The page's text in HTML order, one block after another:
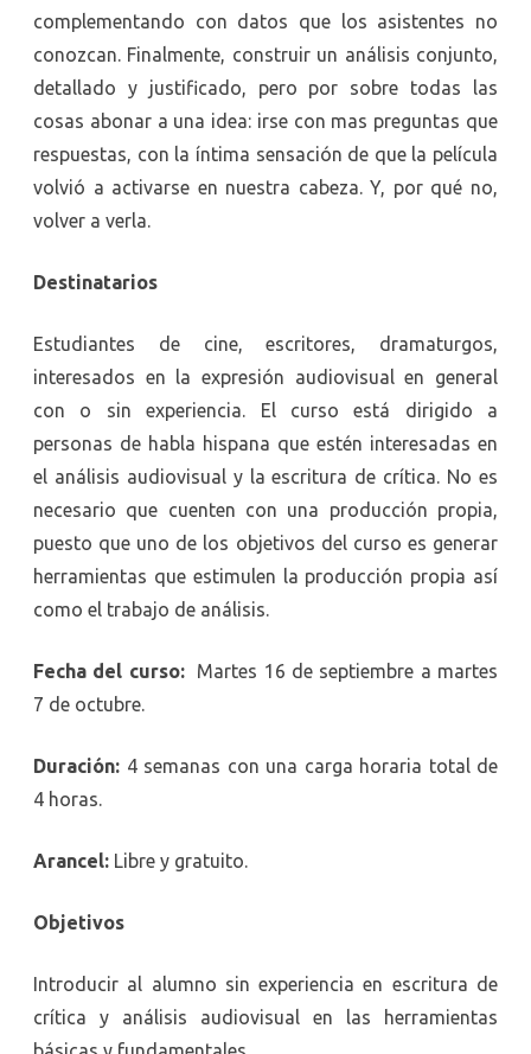
complementando con datos que los asistentes no
conozcan. Finalmente, construir un análisis conjunto,
detallado y justificado, pero por sobre todas las
cosas abonar a una idea: irse con mas preguntas que
respuestas, con la íntima sensación de que la película
volvió a activarse en nuestra cabeza. Y, por qué no,
volver a verla.
Destinatarios
Estudiantes de cine, escritores, dramaturgos,
interesados en la expresión audiovisual en general
con o sin experiencia. El curso está dirigido a
personas de habla hispana que estén interesadas en
el análisis audiovisual y la escritura de crítica. No es
necesario que cuenten con una producción propia,
puesto que uno de los objetivos del curso es generar
herramientas que estimulen la producción propia así
como el trabajo de análisis.
Fecha del curso:Martes 16 de septiembre a martes
7 de octubre.
Duración: 4 semanas con una carga horaria total de
4 horas.
Arancel: Libre y gratuito.
Objetivos
Introducir al alumno sin experiencia en escritura de
crítica y análisis audiovisual en las herramientas